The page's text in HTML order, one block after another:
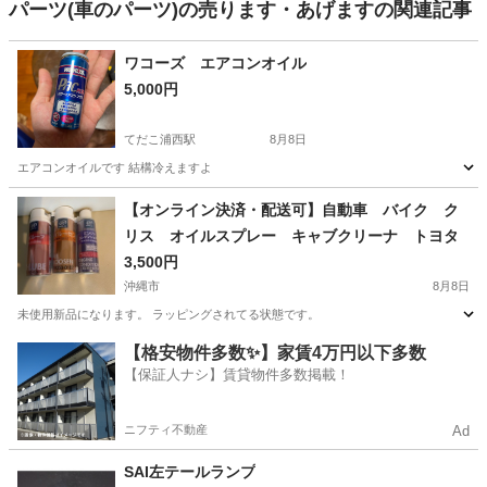
パーツ(車のパーツ)の売ります・あげますの関連記事
ワコーズ エアコンオイル
5,000円
てだこ浦西駅 8月8日
エアコンオイルです 結構冷えますよ
沖縄 沖縄市 てだこ浦西駅 車のパーツ ワコーズ
【オンライン決済・配送可】自動車 バイク ク
リス オイルスプレー キャブクリーナ トヨタ
3,500円
沖縄市 8月8日
未使用新品になります。 ラッピングされてる状態です。
沖縄市 メンテナンス用品 自動車
【格安物件多数✨】家賃4万円以下多数
【保証人ナシ】賃貸物件多数掲載！
ニフティ不動産 Ad
SAI左テールランプ